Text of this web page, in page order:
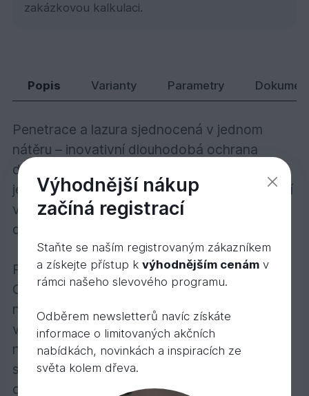
zakázkovou kalkulaci.
Popis Varianty Parametry
Penetrace a lazura sjednocená v jednom
nátěru – inovativní dlouhodobá ochrana
dřeva na bázi oleje! Ochranná olejová lazura
je transparentní, polomatná a určená k použití
venku. Mikroporézní, trvanlivá ochrana pro
dřevo ve venkovních prostorách.
Popis výrobku:
Ochranná olejová lazura je polomatný nátěr
na bázi přírodních olejů na veškeré dřevo ve
vnějších prostorách. S otevřenými póry,
nechá dřevo dýchat, snižuje bobtnání a
sesýchání. Odpuzuje vodu, je mimořádně
odolný vůči povětrnosti a UV záření. Nátěr
Výhodnější nákup
začíná registrací
Staňte se naším registrovaným zákazníkem
a získejte přístup k výhodnějším cenámv
rámci našeho slevového programu.
Odběrem newsletterů navíc získáte
informace o limitovaných akčních
nabídkách, novinkách a inspiracích ze
světa kolem dřeva.